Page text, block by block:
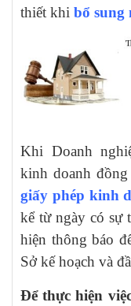
thiết khi bổ sung
Khi Doanh
kinh doanh
giấy phép kinh
kể từ ngày có sự
hiện thông báo
Sở kế hoạch và
Để thực hiện